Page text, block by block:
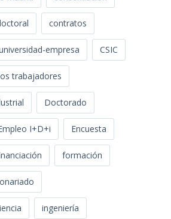
contratos
empresa CSIC
trabajadores
Doctorado
I+D+i Encuesta
formación
ingeniería